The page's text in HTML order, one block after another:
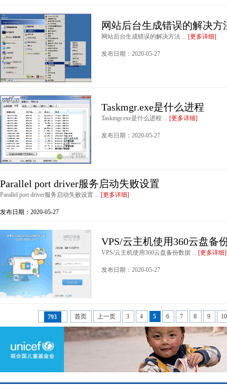
网站后台生成错误的解决方
网站后台生成错误的解决方法 ... [更多详细]
发布日期：2020-05-27
Taskmgr.exe是什么进程
Taskmgr.exe是什么进程 ... [更多详细]
发布日期：2020-05-27
Parallel port driver服务启动失败设置
Parallel port driver服务启动失败设置 ... [更多详细]
发布日期：2020-05-27
VPS/云主机使用360云盘备
VPS/云主机使用360云盘备份数据 ... [更多详细]
发布日期：2020-05-27
793 首页 上一页 3 4 5 6 7 8 9 10